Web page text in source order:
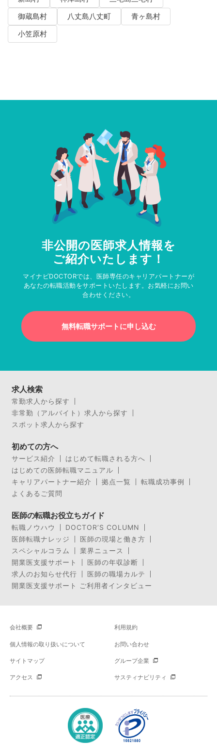
御蔵島村
八丈島八丈町
青ヶ島村
小笠原村
非公開の医師求人情報を
ご紹介いたします！
マイナビDOCTORでは、医師専任のキャリアパートナーが
あなたの転職活動をサポートいたします。お気軽にお問い
合わせください。
無料転職サポートに申し込む
求人検索
常勤求人から探す
非常勤（アルバイト）求人から探す
スポット求人から探す
初めての方へ
サービス紹介
はじめて転職される方へ
はじめての医師転職マニュアル
キャリアパートナー紹介
拠点一覧
転職成功事例
よくあるご質問
医師の転職お役立ちガイド
転職ノウハウ
DOCTOR’S COLUMN
医師転職ナレッジ
医師の現場と働き方
スペシャルコラム
業界ニュース
開業医支援サポート
医師の年収診断
求人のお知らせ代行
医師の職場カルテ
開業医支援サポート ご利用者インタビュー
会社概要 利用規約
個人情報の取り扱いについて お問い合わせ
サイトマップ グループ企業
アクセス サスティナビリティ